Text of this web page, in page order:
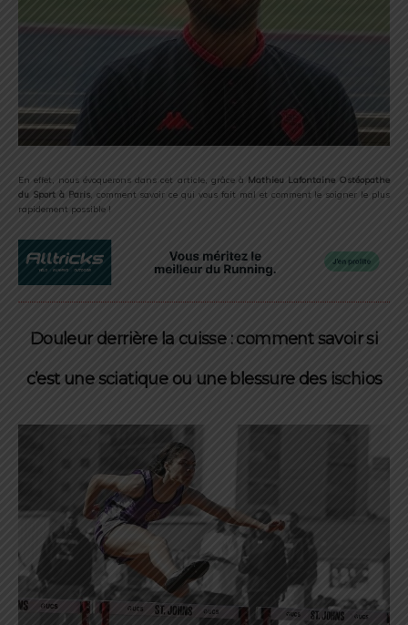
En effet, nous évoquerons dans cet article, grâce à Mathieu Lafontaine Ostéopathe
du Sport à Paris, comment savoir ce qui vous fait mal et comment le soigner le plus
rapidement possible !
Douleur derrière la cuisse : comment savoir si
c’est une sciatique ou une blessure des ischios